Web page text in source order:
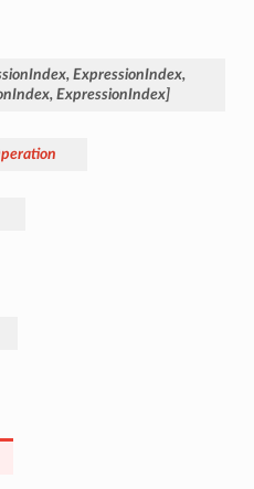
, ExpressionIndex,
, ExpressionIndex]